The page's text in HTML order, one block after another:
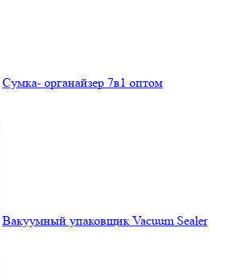
Сумка- органайзер 7в1 оптом
Вакуумный упаковщик Vacuum Sealer